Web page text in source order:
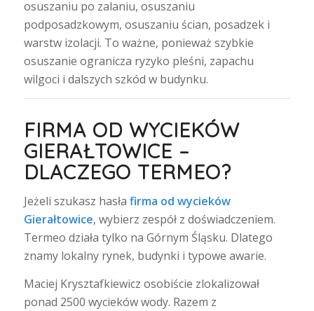
osuszaniu po zalaniu, osuszaniu
podposadzkowym, osuszaniu ścian, posadzek i
warstw izolacji. To ważne, ponieważ szybkie
osuszanie ogranicza ryzyko pleśni, zapachu
wilgoci i dalszych szkód w budynku.
FIRMA OD WYCIEKÓW
GIERAŁTOWICE –
DLACZEGO TERMEO?
Jeżeli szukasz hasła firma od wycieków
Gierałtowice, wybierz zespół z doświadczeniem.
Termeo działa tylko na Górnym Śląsku. Dlatego
znamy lokalny rynek, budynki i typowe awarie.
Maciej Krysztafkiewicz osobiście zlokalizował
ponad 2500 wycieków wody. Razem z